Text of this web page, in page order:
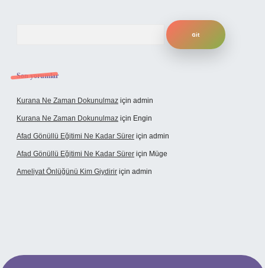
Son yorumlar
Kurana Ne Zaman Dokunulmaz için admin
Kurana Ne Zaman Dokunulmaz için Engin
Afad Gönüllü Eğitimi Ne Kadar Sürer için admin
Afad Gönüllü Eğitimi Ne Kadar Sürer için Müge
Ameliyat Önlüğünü Kim Giydirir için admin
güncel giriş